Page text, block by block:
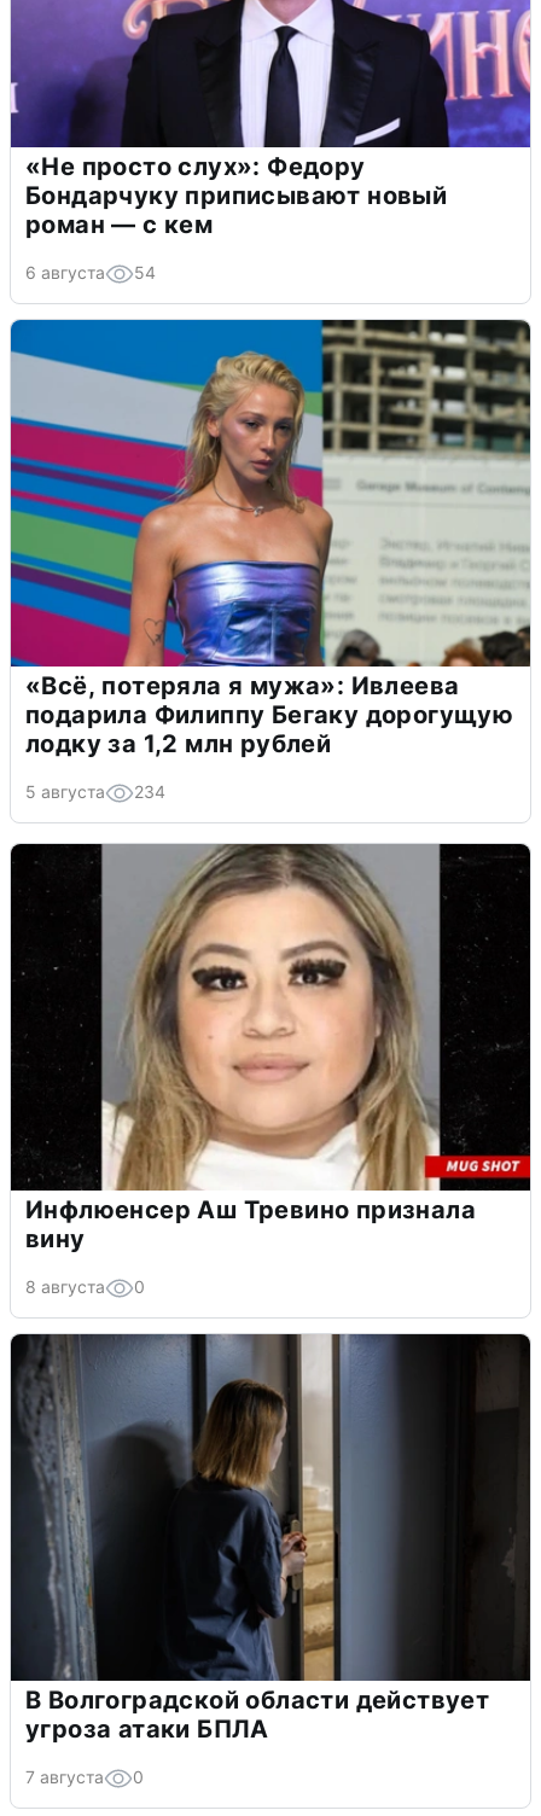
«Не просто слух»: Федору
Бондарчуку приписывают новый
роман — с кем
6 августа 54
«Всё, потеряла я мужа»: Ивлеева
подарила Филиппу Бегаку дорогущую
лодку за 1,2 млн рублей
5 августа 234
Инфлюенсер Аш Тревино признала
вину
8 августа 0
В Волгоградской области действует
угроза атаки БПЛА
7 августа 0